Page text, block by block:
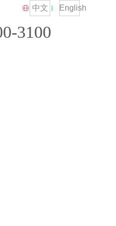
中文 English
3100